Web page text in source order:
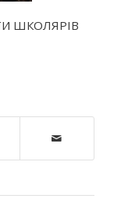
ШКОЛЯРІВ